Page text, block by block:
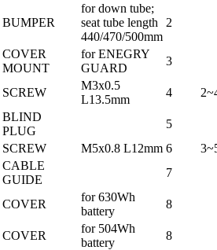
BUMPER
for down tube;
seat tube length
440/470/500mm
2
COVER
MOUNT
for ENEGRY
GUARD
3
SCREW
M3x0.5
L13.5mm
4
BLIND
PLUG
5
SCREW M5x0.8 L12mm 6
CABLE
GUIDE
7
COVER
for 630Wh
battery
8
COVER
for 504Wh
battery
8